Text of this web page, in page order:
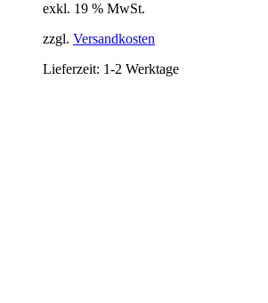
exkl. 19 % MwSt.
zzgl. Versandkosten
Lieferzeit: 1-2 Werktage